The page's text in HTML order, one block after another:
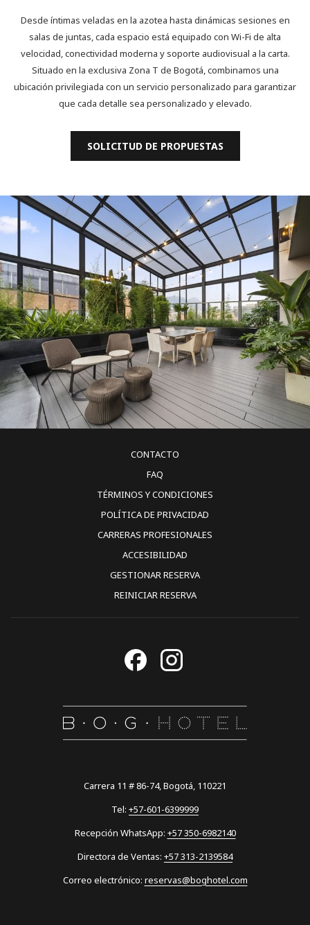
Desde íntimas veladas en la azotea hasta dinámicas sesiones en
salas de juntas, cada espacio está equipado con Wi-Fi de alta
velocidad, conectividad moderna y soporte audiovisual a la carta.
Situado en la exclusiva Zona T de Bogotá, combinamos una
ubicación privilegiada con un servicio personalizado para garantizar
que cada detalle sea personalizado y elevado.
SOLICITUD DE PROPUESTAS
CONTACTO
FAQ
TÉRMINOS Y CONDICIONES
POLÍTICA DE PRIVACIDAD
CARRERAS PROFESIONALES
ACCESIBILIDAD
GESTIONAR RESERVA
REINICIAR RESERVA
Carrera 11 # 86-74, Bogotá, 110221
Tel: +57-601-6399999
Recepción WhatsApp: +57 350-6982140
Directora de Ventas: +57 313-2139584
Correo electrónico: reservas@boghotel.com